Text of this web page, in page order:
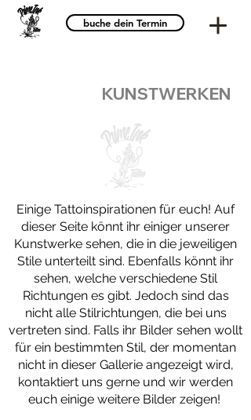
buche dein Termin
KUNSTWERKEN
Einige Tattoinspirationen für euch! Auf
dieser Seite könnt ihr einiger unserer
Kunstwerke sehen, die in die jeweiligen
Stile unterteilt sind. Ebenfalls könnt ihr
sehen, welche verschiedene Stil
Richtungen es gibt. Jedoch sind das
nicht alle Stilrichtungen, die bei uns
vertreten sind. Falls ihr Bilder sehen wollt
für ein bestimmten Stil, der momentan
nicht in dieser Gallerie angezeigt wird,
kontaktiert uns gerne und wir werden
euch einige weitere Bilder zeigen!